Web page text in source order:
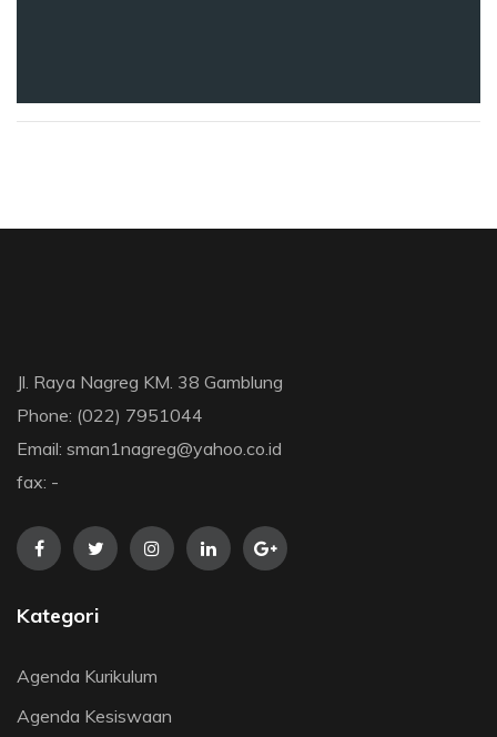
Jl. Raya Nagreg KM. 38 Gamblung
Phone: (022) 7951044
Email: sman1nagreg@yahoo.co.id
fax: -
Kategori
Agenda Kurikulum
Agenda Kesiswaan